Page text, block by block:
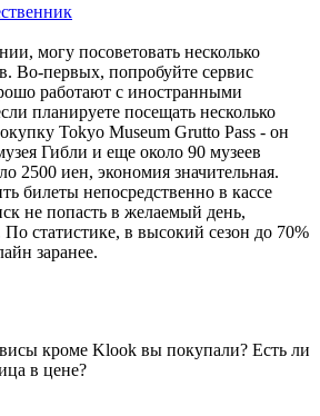
могу посоветовать несколько
Во-первых, попробуйте сервис
работают с иностранными
планируете посещать несколько
Tokyo Museum Grutto Pass - он
Гибли и еще около 90 музеев
2500 иен, экономия значительная.
билеты непосредственно в кассе
не попасть в желаемый день,
статистике, в высокий сезон до 70%
заранее.
кроме Klook вы покупали? Есть ли
в цене?